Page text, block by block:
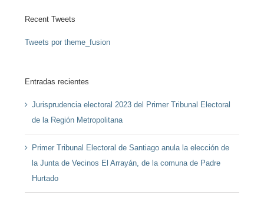
Recent Tweets
Tweets por theme_fusion
Entradas recientes
Jurisprudencia electoral 2023 del Primer Tribunal Electoral
de la Región Metropolitana
Primer Tribunal Electoral de Santiago anula la elección de
la Junta de Vecinos El Arrayán, de la comuna de Padre
Hurtado